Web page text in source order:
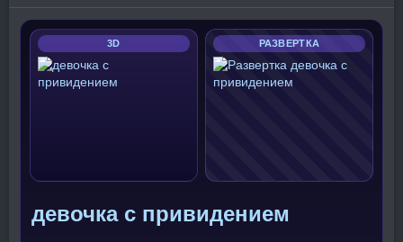
3D РАЗВЕРТКА
девочка с привидением